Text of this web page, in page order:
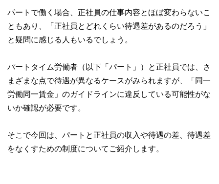
パートで働く場合、正社員の仕事内容とほぼ変わらないこ
ともあり、「正社員とどれくらい待遇差があるのだろう」
と疑問に感じる人もいるでしょう。
パートタイム労働者（以下「パート」）と正社員では、さ
まざまな点で待遇が異なるケースがみられますが、「同一
労働同一賃金」のガイドラインに違反している可能性がな
いか確認が必要です。
そこで今回は、パートと正社員の収入や待遇の差、待遇差
をなくすための制度についてご紹介します。